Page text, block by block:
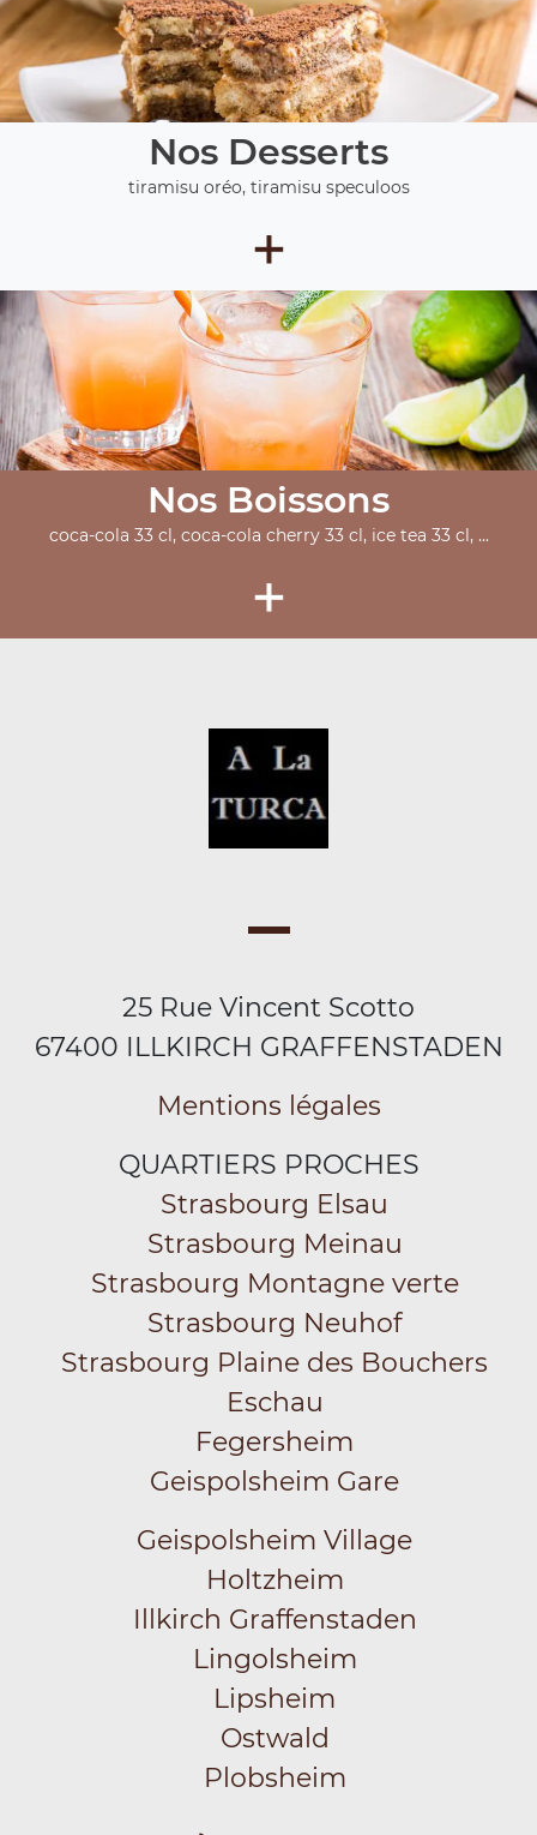
Nos Desserts
tiramisu oréo, tiramisu speculoos
+
Nos Boissons
coca-cola 33 cl, coca-cola cherry 33 cl, ice tea 33 cl, ...
+
25 Rue Vincent Scotto
67400 ILLKIRCH GRAFFENSTADEN
Mentions légales
QUARTIERS PROCHES
Strasbourg Elsau
Strasbourg Meinau
Strasbourg Montagne verte
Strasbourg Neuhof
Strasbourg Plaine des Bouchers
Eschau
Fegersheim
Geispolsheim Gare
Geispolsheim Village
Holtzheim
Illkirch Graffenstaden
Lingolsheim
Lipsheim
Ostwald
Plobsheim